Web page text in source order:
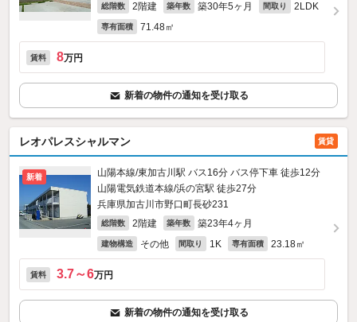
総階数 2階建 築年数 築30年5ヶ月 間取り 2LDK
専有面積 71.48㎡
賃料 8万円
新着の物件の通知を受け取る
レオパレスシャルマン 賃貸
新着
山陽本線/東加古川駅 バス16分 バス停下車 徒歩12分
山陽電気鉄道本線/浜の宮駅 徒歩27分
兵庫県加古川市野口町長砂231
総階数 2階建 築年数 築23年4ヶ月
建物構造 その他 間取り 1K 専有面積 23.18㎡
賃料 3.7～6万円
新着の物件の通知を受け取る